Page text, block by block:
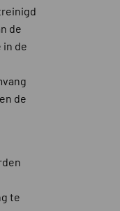
de
in de
de
te